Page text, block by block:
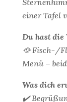
einer Tafel
Du hast die
🥘 Fisch-/
Menü –
Was dich
✔️